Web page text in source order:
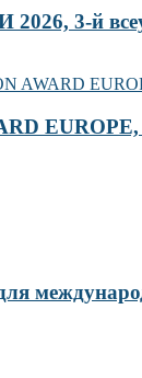
3-й
EUROPE,